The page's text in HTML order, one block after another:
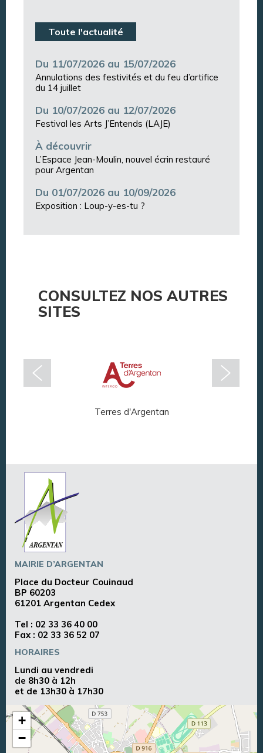
Toute l'actualité
Du 11/07/2026 au 15/07/2026
Annulations des festivités et du feu d’artifice
du 14 juillet
Du 10/07/2026 au 12/07/2026
Festival les Arts J’Entends (LAJE)
À découvrir
L’Espace Jean-Moulin, nouvel écrin restauré
pour Argentan
Du 01/07/2026 au 10/09/2026
Exposition : Loup-y-es-tu ?
CONSULTEZ NOS AUTRES
SITES
Terres d'Argentan
MAIRIE D’ARGENTAN
Place du Docteur Couinaud
BP 60203
61201 Argentan Cedex
Tel : 02 33 36 40 00
Fax : 02 33 36 52 07
HORAIRES
Lundi au vendredi
de 8h30 à 12h
et de 13h30 à 17h30
+
−